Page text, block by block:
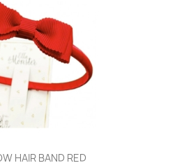
HAIR BAND RED